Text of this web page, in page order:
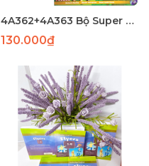
4A362+4A363 Bộ Super Safari 1( SB+WB)(97-82) laser
130.000₫